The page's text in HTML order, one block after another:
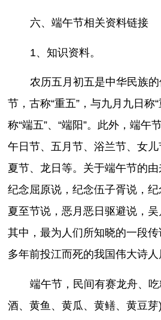
六、端午节相关资料链接
1、知识资料。
农历五月初五是中华民族
节，古称“重五”，与九月九日称
称“端五”、“端阳”。此外，端午
午日节、五月节、浴兰节、女儿
夏节、龙日等。关于端午节的由
纪念屈原说，纪念伍子胥说，
夏至节说，恶月恶日驱避说，吴
其中，最为人们所知晓的一段
多年前投江而死的我国伟大诗人
端午节，民间有赛龙舟、
酒、黄鱼、黄瓜、黄鳝、黄豆